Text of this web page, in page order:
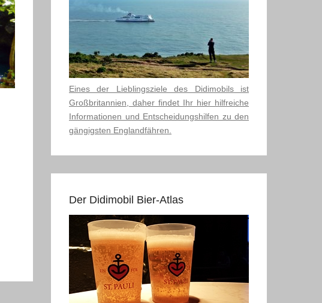
Eines der Lieblingsziele des Didimobils ist
Großbritannien, daher findet Ihr hier hilfreiche
Informationen und Entscheidungshilfen zu den
gängigsten Englandfähren.
Der Didimobil Bier-Atlas